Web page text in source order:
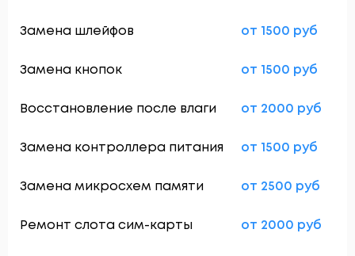
Замена шлейфов от 1500 руб
Замена кнопок от 1500 руб
Восстановление после влаги от 2000 руб
Замена контроллера питания от 1500 руб
Замена микросхем памяти от 2500 руб
Ремонт слота сим-карты от 2000 руб